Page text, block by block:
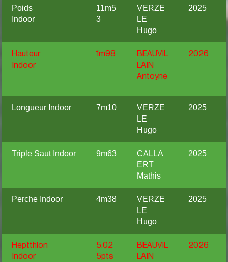
Poids
Indoor
11m5
3
VERZE
LE
Hugo
2025
Hauteur
Indoor
1m98
BEAUVIL
LAIN
Antoyne
2026
Longueur Indoor 7m10
VERZE
LE
Hugo
2025
Triple Saut Indoor 9m63
CALLA
ERT
Mathis
2025
Perche Indoor 4m38
VERZE
LE
Hugo
2025
Heptthlon
Indoor
5.02
5pts
BEAUVIL
LAIN
2026